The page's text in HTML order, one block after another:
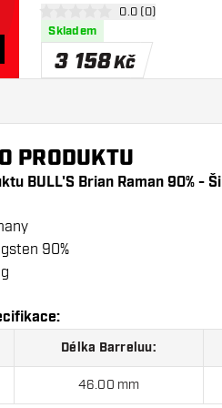
otevřít panel
0 hodnoticí hvězdičky
0.0 (0)
Skladem
3 158Kč
PRODUKTU
BULL'S Brian Raman 90% -
90%
Délka Barreluu:
46.00 mm